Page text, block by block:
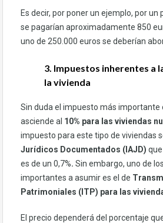
Es decir, por poner un ejemplo, por un
se pagarían aproximadamente 850
uno de 250.000 euros se deberían
3. Impuestos inherentes a
la vivienda
Sin duda el impuesto más importante
asciende al 10% para las viviendas
impuesto para este tipo de viviendas
Jurídicos Documentados (IAJD)
es de un 0,7%. Sin embargo, uno de
importantes a asumir es el de
Patrimoniales (ITP) para las
El precio dependerá del porcentaje